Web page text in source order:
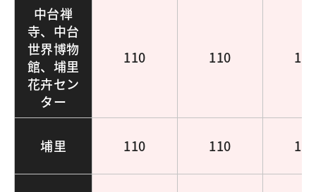
中台禅
寺、中台
世界博物
館、埔里
花卉セン
ター
110 110 110
埔里 110 110 110